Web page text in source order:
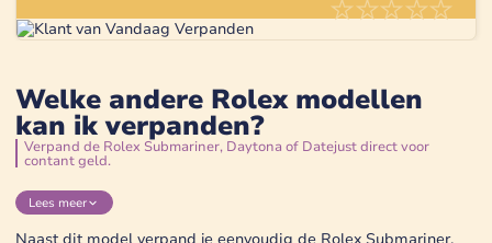
Welke andere Rolex modellen
kan ik verpanden?
Verpand de Rolex Submariner, Daytona of Datejust direct voor
contant geld.
Lees meer